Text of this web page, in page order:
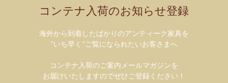
コンテナ入荷のお知らせ登録
海外から到着したばかりのアンティーク家具を
”いち早く”ご覧になられたいお客さまへ
コンテナ入荷のご案内メールマガジンを
お届けいたしますのでぜひご登録ください！